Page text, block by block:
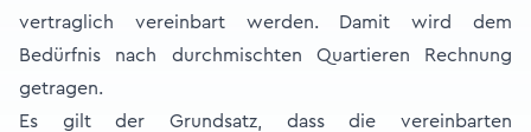
vertraglich vereinbart werden. Damit wird dem
Bedürfnis nach durchmischten Quartieren Rechnung
getragen.
Es gilt der Grundsatz, dass die vereinbarten